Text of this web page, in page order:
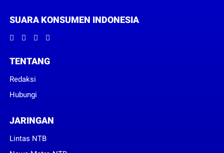
SUARA KONSUMEN INDONESIA
TENTANG
Redaksi
Hubungi
JARINGAN
Lintas NTB